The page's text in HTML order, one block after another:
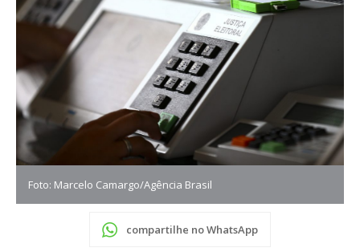
Foto: Marcelo Camargo/Agência Brasil
compartilhe no WhatsApp